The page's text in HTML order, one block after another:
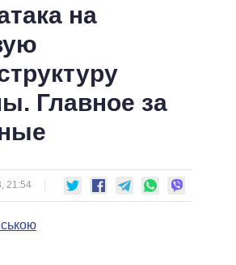
ЭКОНОМИКА
ПОЛИТИКИ
И ОФИС
РАДА
ИНФОГРАФИКА
ВИДЕО
ПОДДЕРЖАТЬ
ПОЛИТИКОВ
на
Главное за
21:54